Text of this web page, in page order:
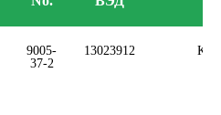
9005-
37-2
13023912